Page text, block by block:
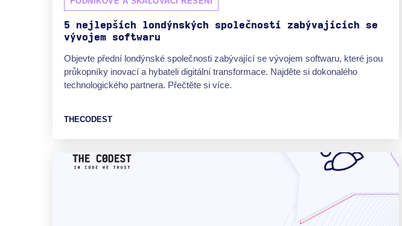
5 nejlepších londýnských společností zabývajících se
vývojem softwaru
Objevte přední londýnské společnosti zabývající se vývojem softwaru, které jsou
průkopníky inovací a hybateli digitální transformace. Najděte si dokonalého
technologického partnera. Přečtěte si více.
THECODEST